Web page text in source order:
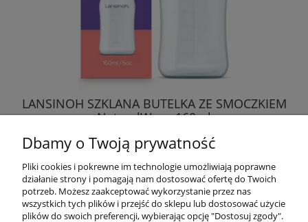
LANSINOH SZKLANA BUTELKA ZE SMOCZKIEM
NaturalWave 160ml
57,89 zł
DO KOSZYKA
Dbamy o Twoją prywatność
Pliki cookies i pokrewne im technologie umożliwiają poprawne
działanie strony i pomagają nam dostosować ofertę do Twoich
potrzeb. Możesz zaakceptować wykorzystanie przez nas
wszystkich tych plików i przejść do sklepu lub dostosować użycie
plików do swoich preferencji, wybierając opcję "Dostosuj zgody".